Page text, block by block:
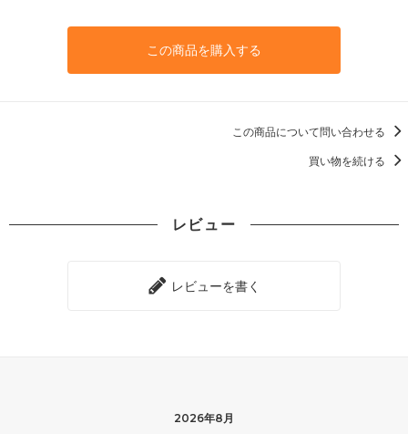
この商品を購入する
この商品について問い合わせる
買い物を続ける
レビュー
レビューを書く
2026年8月